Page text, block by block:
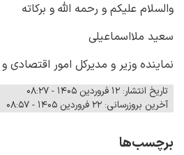
والسلام علیکم و رحمه الله و برکاته
سعید ملااسماعیلی
نماینده وزیر و مدیرکل امور اقتصادی
تاریخ انتشار: ۱۲ فروردین ۱۴۰۵ - ۰۸:۲۷
آخرین بروزرسانی: ۲۲ فروردین ۱۴۰۵ - ۰۸:۵۷
برچسب‌ها